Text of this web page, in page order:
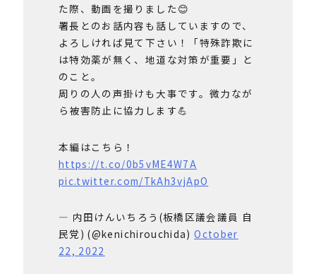
た際、動画を撮りました😊
署長とのお話内容も話していますので、
よろしければ見て下さい！「特殊詐欺に
は特効薬が無く、地道な対策が重要」と
のこと。
周りの人の声掛けも大事です。微力なが
ら被害防止に協力します💪
本編はこちら！
https://t.co/0b5vME4W7A
pic.twitter.com/TkAh3vjApO
— 内田けんいちろう(板橋区議会議員 自
民党) (@kenichirouchida)October
22, 2022